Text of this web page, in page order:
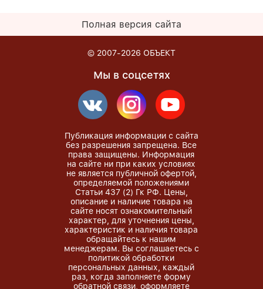
Полная версия сайта
© 2007-2026 ОБЪЕКТ
Мы в соцсетях
Публикация информации с сайта
без разрешения запрещена. Все
права защищены. Информация
на сайте ни при каких условиях
не является публичной офертой,
определяемой положениями
Статьи 437 (2) Гк РФ. Цены,
описание и наличие товара на
сайте носят ознакомительный
характер, для уточнения цены,
характеристик и наличия товара
обращайтесь к нашим
менеджерам. Вы соглашаетесь с
политикой обработки
персональных данных, каждый
раз, когда заполняете форму
обратной связи, оформляете